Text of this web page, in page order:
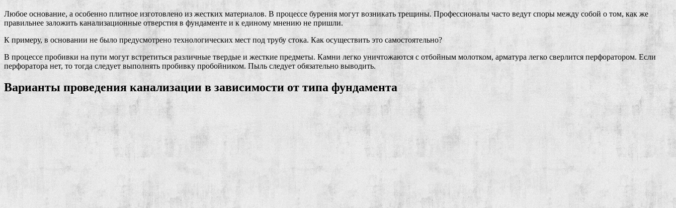
Любое основание, а особенно плитное изготовлено из жестких материалов. В процессе бурения могут возникать трещины. Профессионалы часто ведут споры между собой о том, как же
правильнее заложить канализационные отверстия в фундаменте и к единому мнению не пришли.
К примеру, в основании не было предусмотрено технологических мест под трубу стока. Как осуществить это самостоятельно?
В процессе пробивки на пути могут встретиться различные твердые и жесткие предметы. Камни легко уничтожаются с отбойным молотком, арматура легко сверлится перфоратором. Если
перфоратора нет, то тогда следует выполнять пробивку пробойником. Пыль следует обязательно выводить.
Варианты проведения канализации в зависимости от типа фундамента